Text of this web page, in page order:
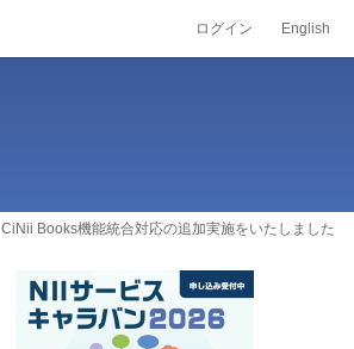
ログイン English
CiNii Books機能統合対応の追加実施をいたしました